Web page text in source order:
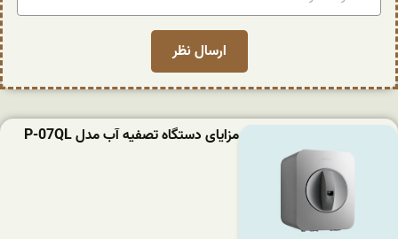
مزایای دستگاه تصفیه آب مدل P-07QL